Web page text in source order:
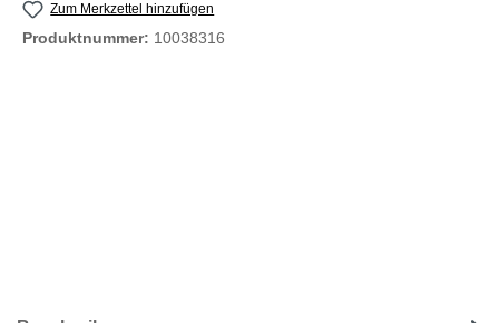
Zum Merkzettel hinzufügen
Produktnummer: 10038316